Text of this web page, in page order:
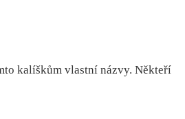
kalíškům vlastní názvy. Někteří